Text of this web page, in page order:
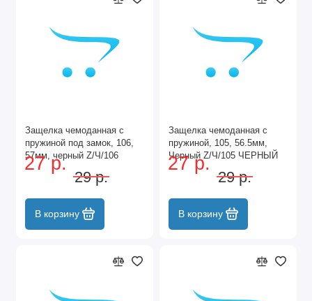
Защелка чемоданная с
пружиной под замок, 106,
57мм, черный Z/Ч/106
ЧЕРНЫЙ
27 р.
29 р.
В корзину
Защелка чемоданная с
пружиной, 105, 56.5мм,
Черный Z/Ч/105 ЧЕРНЫЙ
27 р.
29 р.
В корзину